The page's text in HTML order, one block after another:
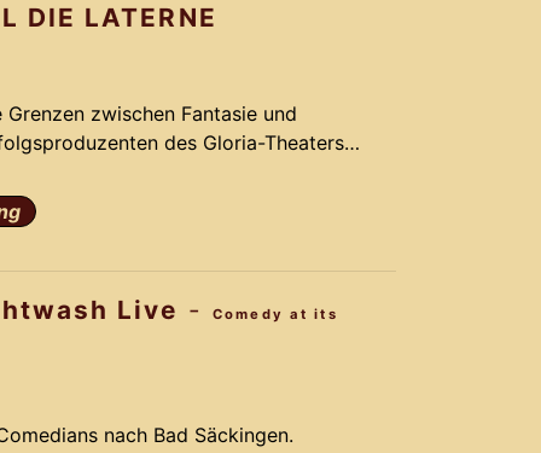
DIE LATERNE
zwischen Fantasie und
des Gloria-Theaters
des Musical LICHTERLOH
und seinem Team ein Remake,
Live -
Comedy at its
nach Bad Säckingen.